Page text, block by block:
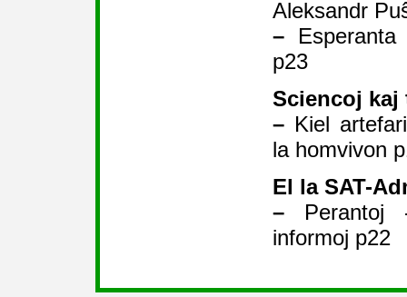
Aleksandr
–
p23
Sciencoj kaj
– Kiel
la homvivon
El la SAT-
– Perantoj
informoj p22